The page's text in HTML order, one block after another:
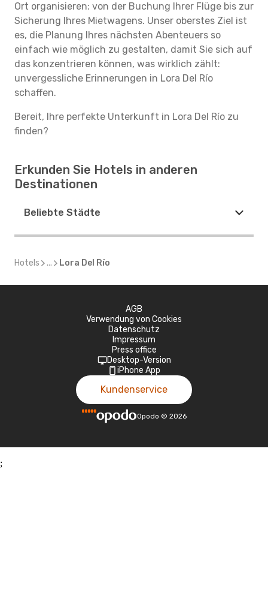
Ort organisieren: von der Buchung Ihrer Flüge bis zur
Sicherung Ihres Mietwagens. Unser oberstes Ziel ist
es, die Planung Ihres nächsten Abenteuers so
einfach wie möglich zu gestalten, damit Sie sich auf
das konzentrieren können, was wirklich zählt:
unvergessliche Erinnerungen in Lora Del Río
schaffen.
Bereit, Ihre perfekte Unterkunft in Lora Del Río zu
finden?
Erkunden Sie Hotels in anderen
Destinationen
Beliebte Städte
Hotels ... Lora Del Río
AGB
Verwendung von Cookies
Datenschutz
Impressum
Press office
Desktop-Version
iPhone App
Kundenservice
Opodo © 2026
;